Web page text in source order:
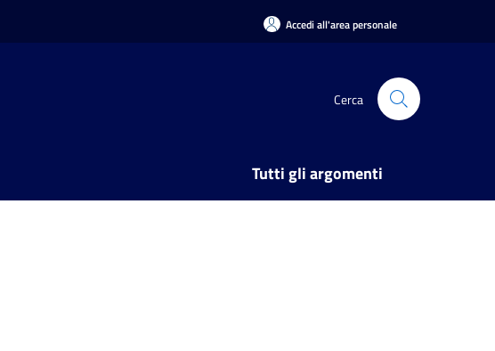
Accedi all'area personale
Cerca
Tutti gli argomenti